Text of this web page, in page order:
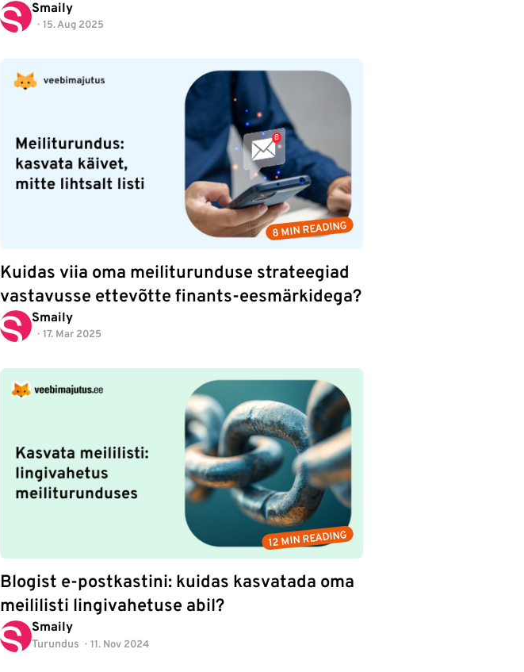
Smaily
15. Aug 2025
8 MIN READING
Kuidas viia oma meiliturunduse strateegiad
vastavusse ettevõtte finants-eesmärkidega?
Smaily
17. Mar 2025
12 MIN READING
Blogist e-postkastini: kuidas kasvatada oma
meililisti lingivahetuse abil?
Smaily
Turundus 11. Nov 2024